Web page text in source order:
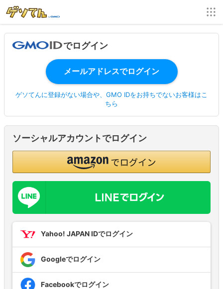
でログイン
ゲソてんに登録がない場合や、GMO IDをお持ちでないお客様はこ
ちら
ソーシャルアカウントでログイン
Yahoo! JAPAN IDでログイン
Googleでログイン
Facebookでログイン